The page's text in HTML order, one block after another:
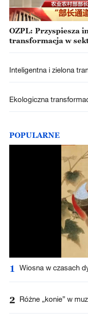
OZPL: Przyspiesza
transformacja w
Inteligentna i zielona
Ekologiczna
POPULARNE
1 Wiosna w czasach
2 Różne „konie” w